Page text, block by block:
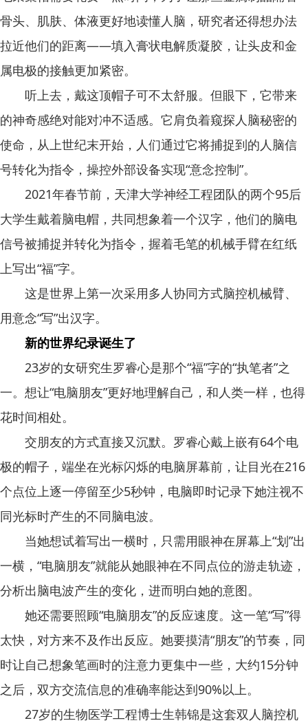
骨头、肌肤、体液更好地读懂人脑，研究者还得想办法
拉近他们的距离——填入膏状电解质凝胶，让头皮和金
属电极的接触更加紧密。
听上去，戴这顶帽子可不太舒服。但眼下，它带来
的神奇感绝对能对冲不适感。它肩负着窥探人脑秘密的
使命，从上世纪末开始，人们通过它将捕捉到的人脑信
号转化为指令，操控外部设备实现“意念控制”。
2021年春节前，天津大学神经工程团队的两个95后
大学生戴着脑电帽，共同想象着一个汉字，他们的脑电
信号被捕捉并转化为指令，握着毛笔的机械手臂在红纸
上写出“福”字。
这是世界上第一次采用多人协同方式脑控机械臂、
用意念“写”出汉字。
新的世界纪录诞生了
23岁的女研究生罗睿心是那个“福”字的“执笔者”之
一。想让“电脑朋友”更好地理解自己，和人类一样，也得
花时间相处。
交朋友的方式直接又沉默。罗睿心戴上嵌有64个电
极的帽子，端坐在光标闪烁的电脑屏幕前，让目光在216
个点位上逐一停留至少5秒钟，电脑即时记录下她注视不
同光标时产生的不同脑电波。
当她想试着写出一横时，只需用眼神在屏幕上“划”出
一横，“电脑朋友”就能从她眼神在不同点位的游走轨迹，
分析出脑电波产生的变化，进而明白她的意图。
她还需要照顾“电脑朋友”的反应速度。这一笔“写”得
太快，对方来不及作出反应。她要摸清“朋友”的节奏，同
时让自己想象笔画时的注意力更集中一些，大约15分钟
之后，双方交流信息的准确率能达到90%以上。
27岁的生物医学工程博士生韩锦是这套双人脑控机